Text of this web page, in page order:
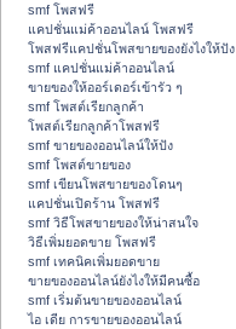
smf โพสฟรี
แคปชั่นแม่ค้าออนไลน์ โพสฟรี
โพสฟรีแคปชั่นโพสขายของยังไงให้ปัง
smf แคปชั่นแม่ค้าออนไลน์
ขายของให้ออร์เดอร์เข้ารัว ๆ
smf โพสต์เรียกลูกค้า
โพสต์เรียกลูกค้าโพสฟรี
smf ขายของออนไลน์ให้ปัง
smf โพสต์ขายของ
smf เขียนโพสขายของโดนๆ
แคปชั่นเปิดร้าน โพสฟรี
smf วิธีโพสขายของให้น่าสนใจ
วิธีเพิ่มยอดขาย โพสฟรี
smf เทคนิคเพิ่มยอดขาย
ขายของออนไลน์ยังไงให้มีคนซื้อ
smf เริ่มต้นขายของออนไลน์
ไอ เดีย การขายของออนไลน์